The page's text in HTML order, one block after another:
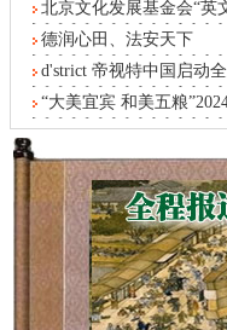
北京文化发展基金会“英
德润心田、法安天下
d'strict 帝视特中国启动
“大美宜宾 和美五粮